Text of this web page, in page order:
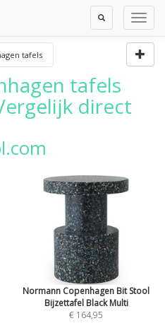
Toggle
Search
tafels
tafels
direct
Normann Copenhagen Bit Stool
Bijzettafel Black Multi
€ 164,95